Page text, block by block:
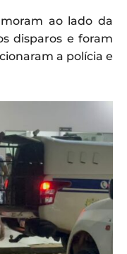
ao lado da
disparos e foram
a polícia e